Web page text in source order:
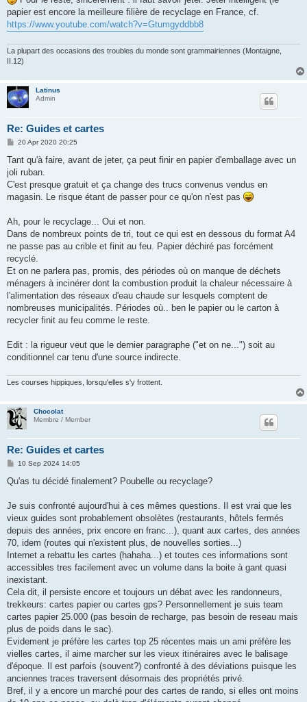
papier est encore la meilleure filière de recyclage en France, cf.
https://www.youtube.com/watch?v=Gtumgyddbb8
La plupart des occasions des troubles du monde sont grammairiennes (Montaigne,
II.12)
Latinus
Admin
Re: Guides et cartes
P
s
20 Apr 2020 20:25
Tant qu'à faire, avant de jeter, ça peut finir en papier d'emballage avec un
joli ruban.
C'est presque gratuit et ça change des trucs convenus vendus en
magasin. Le risque étant de passer pour ce qu'on n'est pas
Ah, pour le recyclage... Oui et non.
Dans de nombreux points de tri, tout ce qui est en dessous du format A4
ne passe pas au crible et finit au feu. Papier déchiré pas forcément
recyclé.
Et on ne parlera pas, promis, des périodes où on manque de déchets
ménagers à incinérer dont la combustion produit la chaleur nécessaire à
l'alimentation des réseaux d'eau chaude sur lesquels comptent de
nombreuses municipalités. Périodes où.. ben le papier ou le carton à
recycler finit au feu comme le reste.
Edit : la rigueur veut que le dernier paragraphe ("et on ne...") soit au
conditionnel car tenu d'une source indirecte.
Les courses hippiques, lorsqu'elles s'y frottent.
Chocolat
Membre / Member
Re: Guides et cartes
P
s
10 Sep 2024 14:05
Qu'as tu décidé finalement? Poubelle ou recyclage?
Je suis confronté aujourd'hui à ces mêmes questions. Il est vrai que les
vieux guides sont probablement obsolètes (restaurants, hôtels fermés
depuis des années, prix encore en franc...), quant aux cartes, des années
70, idem (routes qui n'existent plus, de nouvelles sorties...)
Internet a rebattu les cartes (hahaha...) et toutes ces informations sont
accessibles tres facilement avec un volume dans la boite à gant quasi
inexistant.
Cela dit, il persiste encore et toujours un débat avec les randonneurs,
trekkeurs: cartes papier ou cartes gps? Personnellement je suis team
cartes papier 25.000 (pas besoin de recharge, pas besoin de reseau mais
plus de poids dans le sac).
Evidement je préfère les cartes top 25 récentes mais un ami préfère les
vielles cartes, il aime marcher sur les vieux itinéraires avec le balisage
d'époque. Il est parfois (souvent?) confronté à des déviations puisque les
anciennes traces traversent désormais des propriétés privé.
Bref, il y a encore un marché pour des cartes de rando, si elles ont moins